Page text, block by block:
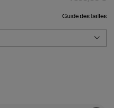
Guide des tailles